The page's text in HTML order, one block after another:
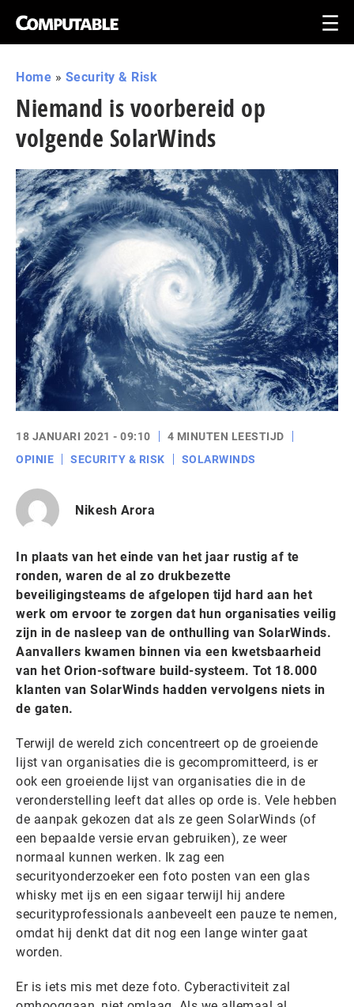
Home » Security & Risk
Niemand is voorbereid op
volgende SolarWinds
18 JANUARI 2021 - 09:10
4 MINUTEN LEESTIJD
OPINIE
SECURITY & RISK SOLARWINDS
Nikesh Arora
In plaats van het einde van het jaar rustig af te
ronden, waren de al zo drukbezette
beveiligingsteams de afgelopen tijd hard aan het
werk om ervoor te zorgen dat hun organisaties veilig
zijn in de nasleep van de onthulling van SolarWinds.
Aanvallers kwamen binnen via een kwetsbaarheid
van het Orion-software build-systeem. Tot 18.000
klanten van SolarWinds hadden vervolgens niets in
de gaten.
Terwijl de wereld zich concentreert op de groeiende
lijst van organisaties die is gecompromitteerd, is er
ook een groeiende lijst van organisaties die in de
veronderstelling leeft dat alles op orde is. Vele hebben
de aanpak gekozen dat als ze geen SolarWinds (of
een bepaalde versie ervan gebruiken), ze weer
normaal kunnen werken. Ik zag een
securityonderzoeker een foto posten van een glas
whisky met ijs en een sigaar terwijl hij andere
securityprofessionals aanbeveelt een pauze te nemen,
omdat hij denkt dat dit nog een lange winter gaat
worden.
Er is iets mis met deze foto. Cyberactiviteit zal